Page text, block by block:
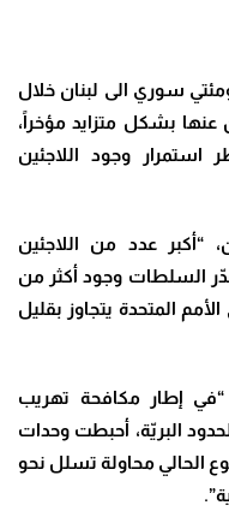
سوري الى لبنان خلال
عنها بشكل متزايد مؤخراً،
وجود اللاجئين
“أكبر عدد من اللاجئين
السلطات وجود أكثر من
المتحدة يتجاوز بقليل
“في إطار مكافحة تهريب
البريّة، أحبطت وحدات
الحالي محاولة تسلل نحو